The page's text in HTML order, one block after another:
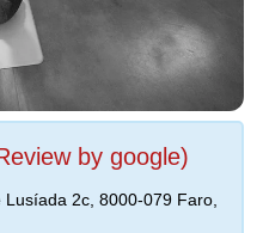
by google)
2c, 8000-079 Faro,